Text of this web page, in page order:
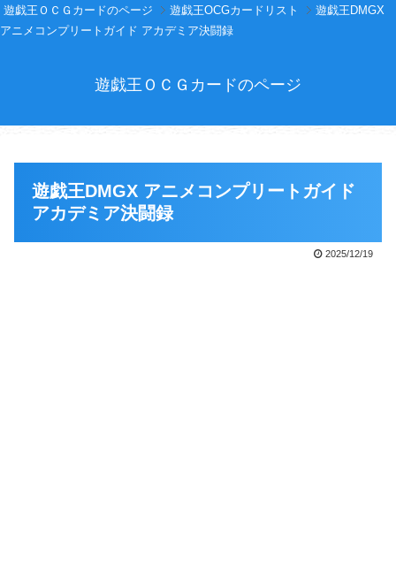
遊戯王ＯＣＧカードのページ 遊戯王OCGカードリスト
遊戯王DMGX
アニメコンプリートガイド アカデミア決闘録
遊戯王ＯＣＧカードのページ
遊戯王DMGX アニメコンプリートガイド
アカデミア決闘録
2025/12/19